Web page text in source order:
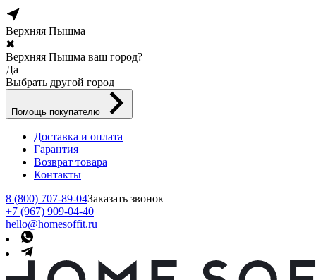
Верхняя Пышма
✖
Верхняя Пышма ваш город?
Да
Выбрать другой город
Помощь покупателю
Доставка и оплата
Гарантия
Возврат товара
Контакты
8 (800) 707-89-04Заказать звонок
+7 (967) 909-04-40
hello@homesoffit.ru